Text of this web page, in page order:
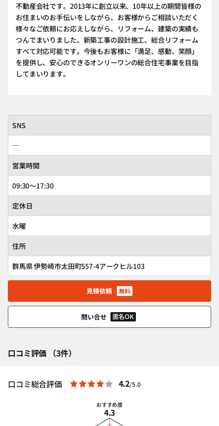
不動産会社です。2013年に創立以来、10年以上の期間皆様の
お住まいのお手伝いをしながら、お客様からご相談いただく
様々なご依頼にお応えしながら、リフォーム、建築の実績も
つんでまいりました。新築工事の設計施工、総合リフォーム
すべて対応可能です。今後もお客様に「満足、感動、笑顔」
を提供し、安心のできるオンリーワンの総合住宅事業を目指
してまいります。
SNS
―
営業時間
09:30～17:30
定休日
水曜
住所
群馬県 伊勢崎市太田町557-4アークヒル103
見積依頼 無料
問い合せ 匿名OK
口コミ評価 （3件）
口コミ総合評価 4.2/5.0
おすすめ度
4.3